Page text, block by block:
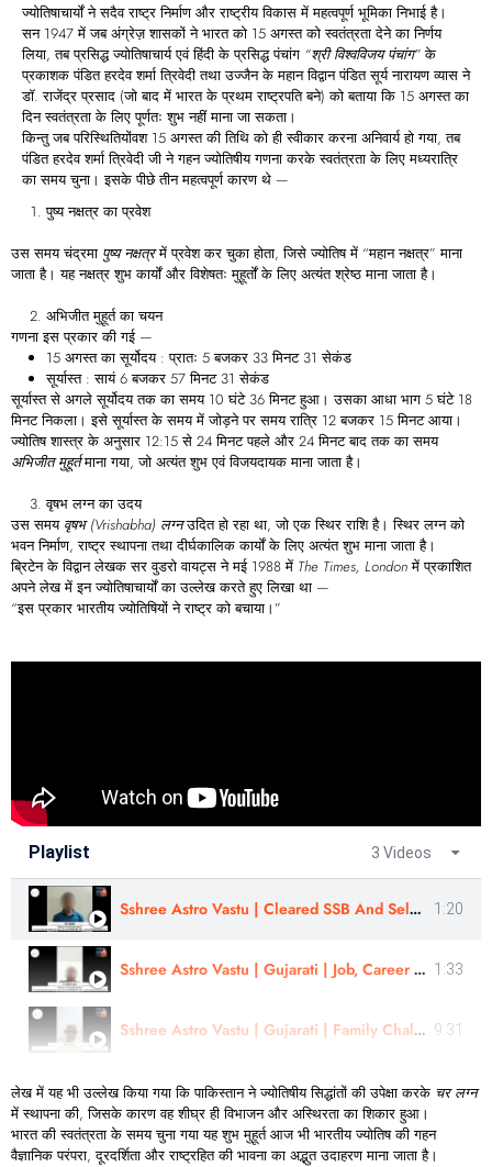
ज्योतिषाचार्यों ने सदैव राष्ट्र निर्माण और राष्ट्रीय विकास में महत्वपूर्ण भूमिका निभाई है।
सन 1947 में जब अंग्रेज़ शासकों ने भारत को 15 अगस्त को स्वतंत्रता देने का निर्णय
लिया, तब प्रसिद्ध ज्योतिषाचार्य एवं हिंदी के प्रसिद्ध पंचांग “श्रीविश्वविजयपंचांग”के
प्रकाशक पंडित हरदेव शर्मा त्रिवेदी तथा उज्जैन के महान विद्वान पंडित सूर्य नारायण व्यास ने
डॉ. राजेंद्र प्रसाद (जो बाद में भारत के प्रथम राष्ट्रपति बने) को बताया कि 15 अगस्त का
दिन स्वतंत्रता के लिए पूर्णतः शुभ नहीं माना जा सकता।
किन्तु जब परिस्थितियोंवश 15 अगस्त की तिथि को ही स्वीकार करना अनिवार्य हो गया, तब
पंडित हरदेव शर्मा त्रिवेदी जी ने गहन ज्योतिषीय गणना करके स्वतंत्रता के लिए मध्यरात्रि
का समय चुना। इसके पीछे तीन महत्वपूर्ण कारण थे —
पुष्यनक्षत्रकाप्रवेश
उस समय चंद्रमा पुष्यनक्षत्रमें प्रवेश कर चुका होता, जिसे ज्योतिष में “महान नक्षत्र” माना
जाता है। यह नक्षत्र शुभ कार्यों और विशेषतः मुहूर्तों के लिए अत्यंत श्रेष्ठ माना जाता है।
अभिजीतमुहूर्तकाचयन
गणना इस प्रकार की गई —
15 अगस्त का सूर्योदय : प्रातः 5 बजकर 33 मिनट 31 सेकंड
सूर्यास्त : सायं 6 बजकर 57 मिनट 31 सेकंड
सूर्यास्त से अगले सूर्योदय तक का समय 10 घंटे 36 मिनट हुआ। उसका आधा भाग 5 घंटे 18
मिनट निकला। इसे सूर्यास्त के समय में जोड़ने पर समय रात्रि 12 बजकर 15 मिनट आया।
ज्योतिष शास्त्र के अनुसार 12:15 से 24 मिनट पहले और 24 मिनट बाद तक का समय
अभिजीतमुहूर्तमाना गया, जो अत्यंत शुभ एवं विजयदायक माना जाता है।
वृषभलग्नकाउदय
उस समय वृषभ (Vrishabha) लग्नउदित हो रहा था, जो एक स्थिर राशि है। स्थिर लग्न को
भवन निर्माण, राष्ट्र स्थापना तथा दीर्घकालिक कार्यों के लिए अत्यंत शुभ माना जाता है।
ब्रिटेन के विद्वान लेखकसरवुडरोवायट्सने मई 1988 में The Times, Londonमें प्रकाशित
अपने लेख में इन ज्योतिषाचार्यों का उल्लेख करते हुए लिखा था —
“इस प्रकार भारतीय ज्योतिषियों ने राष्ट्र को बचाया।”
Playlist 3 Videos
Sshree Astro Vastu | Cleared SSB And Selected For Navy | Review By - Mr Sushil | In Hindi 1:20
Sshree Astro Vastu | Gujarati | Job, Career Challenges | Review - Er Nilesh Jain 1:33
Sshree Astro Vastu | Gujarati | Family Challenges , Pregnancy | Review - Astro - Bipin Ji 9:31
लेख में यह भी उल्लेख किया गया कि पाकिस्तान ने ज्योतिषीय सिद्धांतों की उपेक्षा करके चरलग्न
में स्थापना की, जिसके कारण वह शीघ्र ही विभाजन और अस्थिरता का शिकार हुआ।
भारत की स्वतंत्रता के समय चुना गया यह शुभ मुहूर्त आज भी भारतीय ज्योतिष की गहन
वैज्ञानिक परंपरा, दूरदर्शिता और राष्ट्रहित की भावना का अद्भुत उदाहरण माना जाता है।